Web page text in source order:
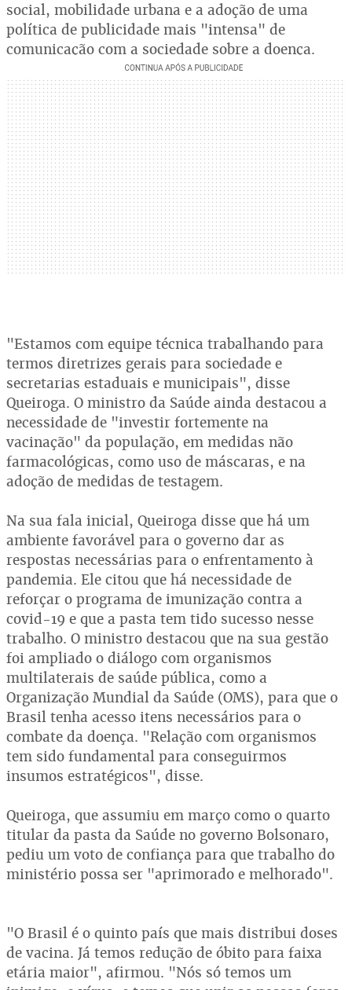
social, mobilidade urbana e a adoção de uma
política de publicidade mais "intensa" de
comunicação com a sociedade sobre a doença.
"Estamos com equipe técnica trabalhando para
termos diretrizes gerais para sociedade e
secretarias estaduais e municipais", disse
Queiroga. O ministro da Saúde ainda destacou a
necessidade de "investir fortemente na
vacinação" da população, em medidas não
farmacológicas, como uso de máscaras, e na
adoção de medidas de testagem.
Na sua fala inicial, Queiroga disse que há um
ambiente favorável para o governo dar as
respostas necessárias para o enfrentamento à
pandemia. Ele citou que há necessidade de
reforçar o programa de imunização contra a
covid-19 e que a pasta tem tido sucesso nesse
trabalho. O ministro destacou que na sua gestão
foi ampliado o diálogo com organismos
multilaterais de saúde pública, como a
Organização Mundial da Saúde (OMS), para que o
Brasil tenha acesso itens necessários para o
combate da doença. "Relação com organismos
tem sido fundamental para conseguirmos
insumos estratégicos", disse.
Queiroga, que assumiu em março como o quarto
titular da pasta da Saúde no governo Bolsonaro,
pediu um voto de confiança para que trabalho do
ministério possa ser "aprimorado e melhorado".
"O Brasil é o quinto país que mais distribui doses
de vacina. Já temos redução de óbito para faixa
etária maior", afirmou. "Nós só temos um